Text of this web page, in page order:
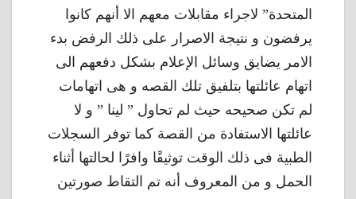
المتحدة” لاجراء مقابلات معهم الا أنهم كانوا
يرفضون و نتيجة الاصرار على ذلك الرفض بدء
الامر يضايق وسائل الإعلام بشكل دفعهم الى
اتهام عائلتها بتلفيق تلك القصه و هى اتهامات
لم تكن صحيحه حيث لم تحاول ” لينا ” و لا
عائلتها الاستفادة من القصة كما توفر السجلات
الطبية فى ذلك الوقت توثيقًا وافرًا لحالتها أثناء
الحمل و من المعروف أنه تم التقاط صورتين